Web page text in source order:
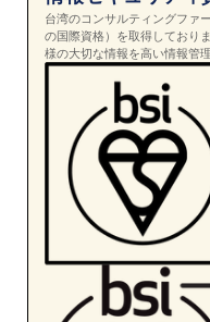
台湾のコンサルティングファ
の国際資格）を取得しており
様の大切な情報を高い情報管